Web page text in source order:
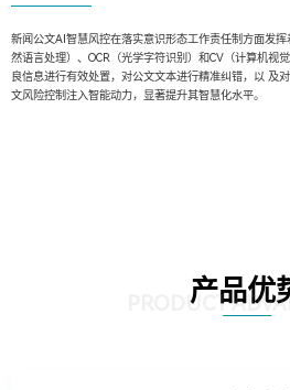
新闻公文AI智慧风控在落实意识形态工作责任制方面发
然语言处理）、OCR（光学字符识别）和CV（计算机视
良信息进行有效处置，对公文文本进行精准纠错，以 及
文风险控制注入智能动力，显著提升其智慧化水平。
产品优
PRODUCT